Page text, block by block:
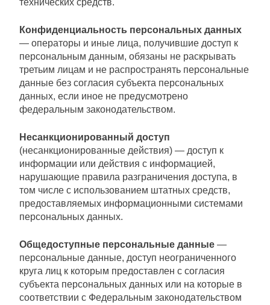
технических средств.
Конфиденциальность персональных данных
— операторы и иные лица, получившие доступ к
персональным данным, обязаны не раскрывать
третьим лицам и не распространять персональные
данные без согласия субъекта персональных
данных, если иное не предусмотрено
федеральным законодательством.
Несанкционированный доступ
(несанкционированные действия) — доступ к
информации или действия с информацией,
нарушающие правила разграничения доступа, в
том числе с использованием штатных средств,
предоставляемых информационными системами
персональных данных.
Общедоступные персональные данные —
персональные данные, доступ неограниченного
круга лиц к которым предоставлен с согласия
субъекта персональных данных или на которые в
соответствии с Федеральным законодательством